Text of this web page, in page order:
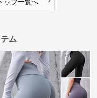
ップ一覧へ
ム